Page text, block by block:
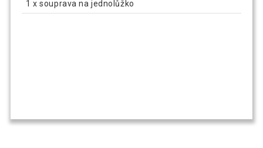
1 x souprava na jednolůžko